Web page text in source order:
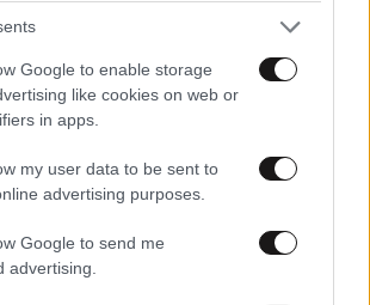
Google to enable storage
like cookies on web or
in apps.
my user data to be sent to
advertising purposes.
Google to send me
advertising.
Δηλαδή, έχεις πράγματα τα
είναι σε συμπιεσμένο ελατήριο και
σου δώσουν μια αναπτυξιακή
εκεί και την οποία άλλες
πολιτική για τα Μη Κρατικά
για τη διεθνοποίηση της
Καταλήξαμε να είμαστε